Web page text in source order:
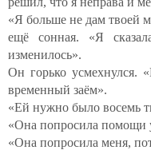
«Я больше не дам твоей
ещё сонная. «Я
изменилось».
Он горько усмехнулся.
временный заём».
«Ей нужно было восемь
«Она попросила помощи
«Она попросила меня,